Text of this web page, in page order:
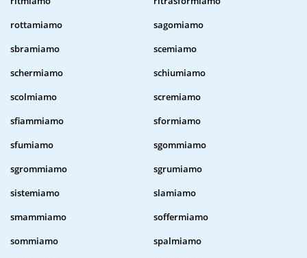
rottamiamo
sagomiamo
sbramiamo
scemiamo
schermiamo
schiumiamo
scolmiamo
scremiamo
sfiammiamo
sformiamo
sfumiamo
sgommiamo
sgrommiamo
sgrumiamo
sistemiamo
slamiamo
smammiamo
soffermiamo
sommiamo
spalmiamo